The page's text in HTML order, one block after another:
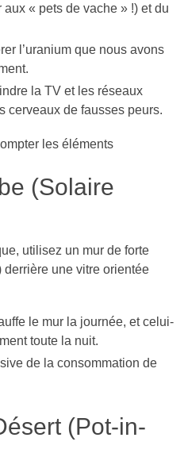
« pets de vache » !) et du
l’uranium que nous avons
la TV et les réseaux
cerveaux de fausses peurs.
les éléments
(Solaire
utilisez un mur de forte
une vitre orientée
le mur la journée, et celui-
toute la nuit.
de la consommation de
(Pot-in-